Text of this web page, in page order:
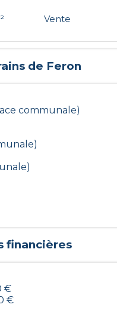
Vente
de Feron
communale)
financières
€
€